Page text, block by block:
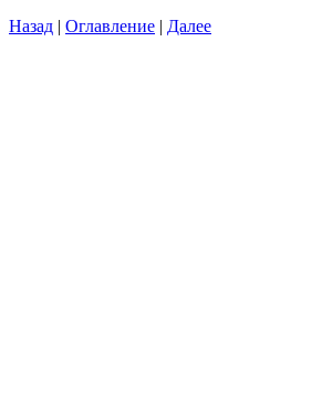
Назад | Оглавление | Далее